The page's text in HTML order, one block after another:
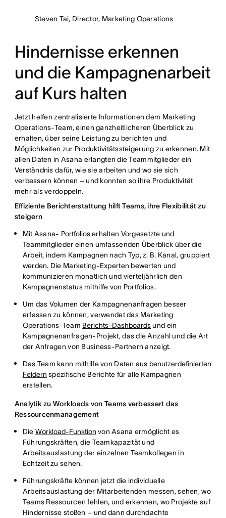
Steven Tai, Director, Marketing Operations
Hindernisse erkennen
und die Kampagnenarbeit
auf Kurs halten
Jetzt helfen zentralisierte Informationen dem Marketing
Operations-Team, einen ganzheitlicheren Überblick zu
erhalten, über seine Leistung zu berichten und
Möglichkeiten zur Produktivitätssteigerung zu erkennen. Mit
allen Daten in Asana erlangten die Teammitglieder ein
Verständnis dafür, wie sie arbeiten und wo sie sich
verbessern können – und konnten so ihre Produktivität
mehr als verdoppeln.
Effiziente Berichterstattung hilft Teams, ihre Flexibilität zu
steigern
Mit Asana- Portfolioserhalten Vorgesetzte und
Teammitglieder einen umfassenden Überblick über die
Arbeit, indem Kampagnen nach Typ, z. B. Kanal, gruppiert
werden. Die Marketing-Experten bewerten und
kommunizieren monatlich und vierteljährlich den
Kampagnenstatus mithilfe von Portfolios.
Um das Volumen der Kampagnenanfragen besser
erfassen zu können, verwendet das Marketing
Operations-Team Berichts-Dashboardsund ein
Kampagnenanfragen-Projekt, das die Anzahl und die Art
der Anfragen von Business-Partnern anzeigt.
Das Team kann mithilfe von Daten ausbenutzerdefinierten
Feldern spezifische Berichte für alle Kampagnen
erstellen.
Analytik zu Workloads von Teams verbessert das
Ressourcenmanagement
Die Workload-Funktion von Asana ermöglicht es
Führungskräften, die Teamkapazität und
Arbeitsauslastung der einzelnen Teamkollegen in
Echtzeit zu sehen.
Führungskräfte können jetzt die individuelle
Arbeitsauslastung der Mitarbeitenden messen, sehen, wo
Teams Ressourcen fehlen, und erkennen, wo Projekte auf
Hindernisse stoßen – und dann durchdachte